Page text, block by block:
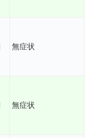
無症状
無症状